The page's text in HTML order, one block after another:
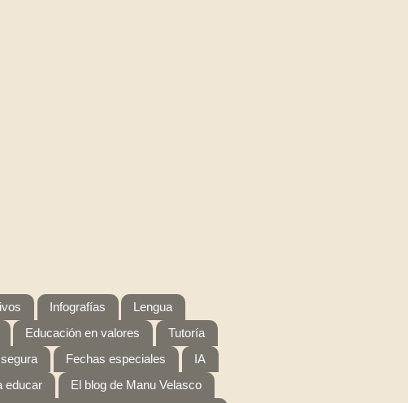
Infografías
Lengua
Educación en valores
Tutoría
Fechas especiales
IA
educar
El blog de Manu Velasco